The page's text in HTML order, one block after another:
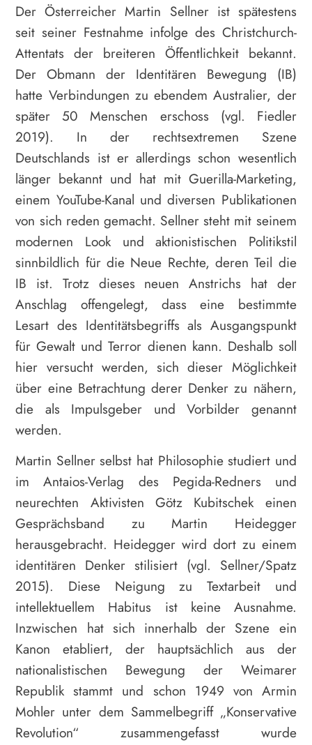
Der Österreicher Martin Sellner ist spätestens
seit seiner Festnahme infolge des Christchurch-
Attentats der breiteren Öffentlichkeit bekannt.
Der Obmann der Identitären Bewegung (IB)
hatte Verbindungen zu ebendem Australier, der
später 50 Menschen erschoss (vgl. Fiedler
2019). In der rechtsextremen Szene
Deutschlands ist er allerdings schon wesentlich
länger bekannt und hat mit Guerilla-Marketing,
einem YouTube-Kanal und diversen Publikationen
von sich reden gemacht. Sellner steht mit seinem
modernen Look und aktionistischen Politikstil
sinnbildlich für die Neue Rechte, deren Teil die
IB ist. Trotz dieses neuen Anstrichs hat der
Anschlag offengelegt, dass eine bestimmte
Lesart des Identitätsbegriffs als Ausgangspunkt
für Gewalt und Terror dienen kann. Deshalb soll
hier versucht werden, sich dieser Möglichkeit
über eine Betrachtung derer Denker zu nähern,
die als Impulsgeber und Vorbilder genannt
werden.
Martin Sellner selbst hat Philosophie studiert und
im Antaios-Verlag des Pegida-Redners und
neurechten Aktivisten Götz Kubitschek einen
Gesprächsband zu Martin Heidegger
herausgebracht. Heidegger wird dort zu einem
identitären Denker stilisiert (vgl. Sellner/Spatz
2015). Diese Neigung zu Textarbeit und
intellektuellem Habitus ist keine Ausnahme.
Inzwischen hat sich innerhalb der Szene ein
Kanon etabliert, der hauptsächlich aus der
nationalistischen Bewegung der Weimarer
Republik stammt und schon 1949 von Armin
Mohler unter dem Sammelbegriff „Konservative
Revolution“ zusammengefasst wurde